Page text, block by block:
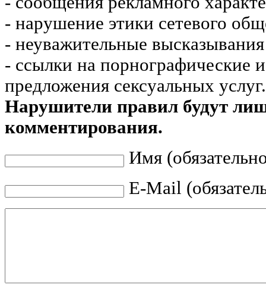
- нарушение этики сетевого
- неуважительные
- ссылки на порнографические
предложения сексуальных услуг.
Нарушители правил будут
комментирования.
Имя
E-Mail